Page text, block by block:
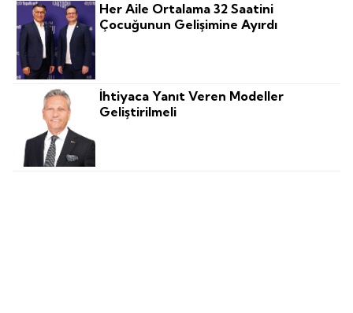
Her Aile Ortalama 32 Saatini
Çocuğunun Gelişimine Ayırdı
İhtiyaca Yanıt Veren Modeller
Geliştirilmeli